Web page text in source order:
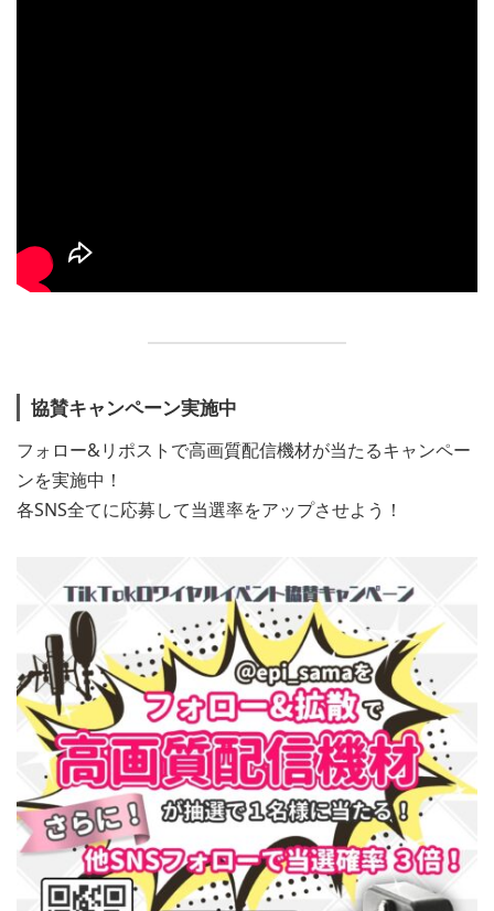
協賛キャンペーン実施中
フォロー&リポストで高画質配信機材が当たるキャンペー
ンを実施中！
各SNS全てに応募して当選率をアップさせよう！